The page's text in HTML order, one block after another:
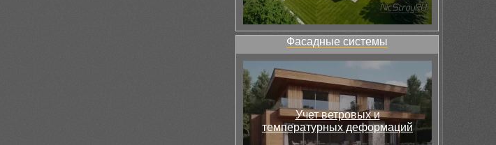
Фасадные системы
Учет ветровых и
температурных деформаций